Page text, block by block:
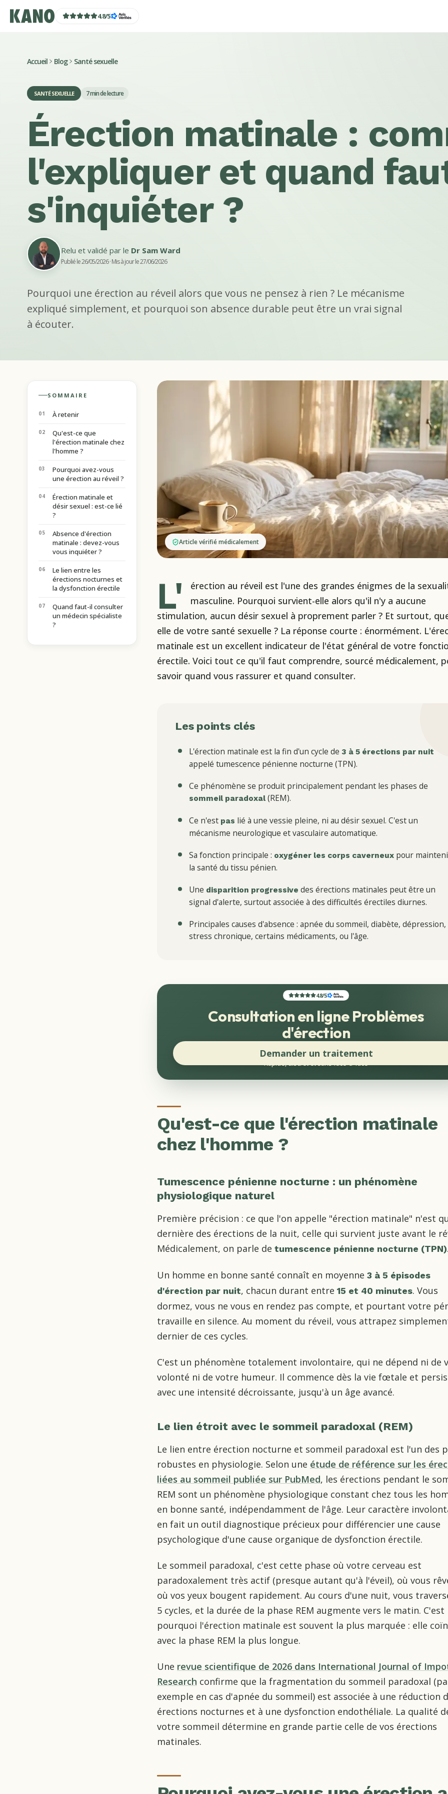
4.8/5
Accueil Blog Santé sexuelle
SANTÉ SEXUELLE 7min de lecture
Érection matinale :
l'expliquer et quand
s'inquiéter ?
Relu et validé par le Dr Sam Ward
Publié le 26/05/2026· Mis à jour le 27/06/2026
Pourquoi une érection au réveil alors que vous ne pensez à rien ? Le mécanisme
expliqué simplement, et pourquoi son absence durable peut être un vrai signal
à écouter.
SOMMAIRE
À retenir
Qu'est-ce que
l'érection matinale chez
l'homme ?
Pourquoi avez-vous
une érection au réveil ?
Érection matinale et
désir sexuel : est-ce lié
?
Absence d'érection
matinale : devez-vous
vous inquiéter ?
Le lien entre les
érections nocturnes et
la dysfonction érectile
Quand faut-il consulter
un médecin spécialiste
?
Article vérifié médicalement
L'
érection au réveil est l'une des grandes énigmes de la
masculine. Pourquoi survient-elle alors qu'il n'y a aucune
stimulation, aucun désir sexuel à proprement parler ? Et surtout,
elle de votre santé sexuelle ? La réponse courte : énormément.
matinale est un excellent indicateur de l'état général de votre
érectile. Voici tout ce qu'il faut comprendre, sourcé médicalement,
savoir quand vous rassurer et quand consulter.
Les points clés
L'érection matinale est la fin d'un cycle de 3 à 5 érections par nuit
appelé tumescence pénienne nocturne (TPN).
Ce phénomène se produit principalement pendant les phases de
sommeil paradoxal (REM).
Ce n'est pas lié à une vessie pleine, ni au désir sexuel. C'est un
mécanisme neurologique et vasculaire automatique.
Sa fonction principale : oxygéner les corps caverneux pour
la santé du tissu pénien.
Une disparition progressive des érections matinales peut être un
signal d'alerte, surtout associée à des difficultés érectiles diurnes.
Principales causes d'absence : apnée du sommeil, diabète, dépression,
stress chronique, certains médicaments, ou l'âge.
4.8/5
Consultation en ligne Problèmes
d'érection
Demander un traitement
Rapide, discret et sans face-à-face
Qu'est-ce que l'érection matinale
chez l'homme ?
Tumescence pénienne nocturne : un phénomène
physiologique naturel
Première précision : ce que l'on appelle "érection matinale" n'est
dernière des érections de la nuit, celle qui survient juste avant le
Médicalement, on parle de tumescence pénienne nocturne (TPN)
Un homme en bonne santé connaît en moyenne 3 à 5 épisodes
d'érection par nuit, chacun durant entre 15 et 40 minutes. Vous
dormez, vous ne vous en rendez pas compte, et pourtant votre
travaille en silence. Au moment du réveil, vous attrapez
dernier de ces cycles.
C'est un phénomène totalement involontaire, qui ne dépend ni de
volonté ni de votre humeur. Il commence dès la vie fœtale et
avec une intensité décroissante, jusqu'à un âge avancé.
Le lien étroit avec le sommeil paradoxal (REM)
Le lien entre érection nocturne et sommeil paradoxal est l'un des
robustes en physiologie. Selon une étude de référence sur les
liées au sommeil publiée sur PubMed, les érections pendant le
REM sont un phénomène physiologique constant chez tous les
en bonne santé, indépendamment de l'âge. Leur caractère
en fait un outil diagnostique précieux pour différencier une cause
psychologique d'une cause organique de dysfonction érectile.
Le sommeil paradoxal, c'est cette phase où votre cerveau est
paradoxalement très actif (presque autant qu'à l'éveil), où vous
où vos yeux bougent rapidement. Au cours d'une nuit, vous
5 cycles, et la durée de la phase REM augmente vers le matin. C'est
pourquoi l'érection matinale est souvent la plus marquée : elle
avec la phase REM la plus longue.
Une revue scientifique de 2026 dans International Journal of
Research confirme que la fragmentation du sommeil paradoxal
exemple en cas d'apnée du sommeil) est associée à une réduction
érections nocturnes et à une dysfonction endothéliale. La qualité
votre sommeil détermine en grande partie celle de vos érections
matinales.